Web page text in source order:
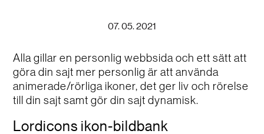
07. 05. 2021
Alla gillar en personlig webbsida och ett sätt att
göra din sajt mer personlig är att använda
animerade/rörliga ikoner, det ger liv och rörelse
till din sajt samt gör din sajt dynamisk.
Lordicons ikon-bildbank